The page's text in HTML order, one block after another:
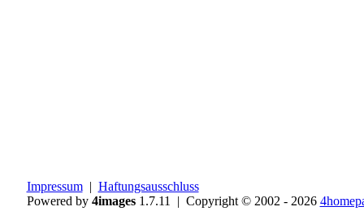
Impressum| Haftungsausschluss
Powered by 4images1.7.11 | Copyright © 2002 - 2026